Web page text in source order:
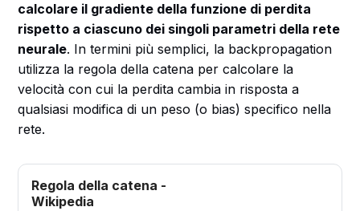
calcolare il gradiente della funzione di perdita
rispetto a ciascuno dei singoli parametri della rete
neurale. In termini più semplici, la backpropagation
utilizza la regola della catena per calcolare la
velocità con cui la perdita cambia in risposta a
qualsiasi modifica di un peso (o bias) specifico nella
rete.
Regola della catena -
Wikipedia